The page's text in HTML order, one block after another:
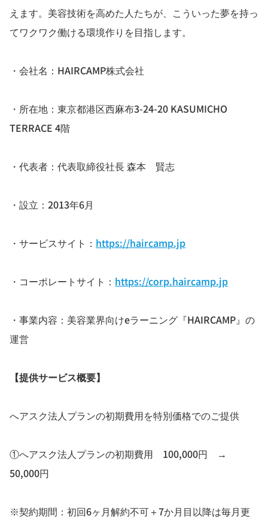
えます。美容技術を高めた人たちが、こういった夢を持っ
てワクワク働ける環境作りを目指します。
・会社名：HAIRCAMP株式会社
・所在地：東京都港区西麻布3-24-20 KASUMICHO
TERRACE 4階
・代表者：代表取締役社長 森本 賢志
・設立：2013年6月
・サービスサイト： https://haircamp.jp
・コーポレートサイト： https://corp.haircamp.jp
・事業内容：美容業界向けeラーニング『HAIRCAMP』の
運営
【提供サービス概要】
へアスク法人プランの初期費用を特別価格でのご提供
①へアスク法人プランの初期費用 100,000円 →
50,000円
※契約期間：初回6ヶ月解約不可＋7か月目以降は毎月更